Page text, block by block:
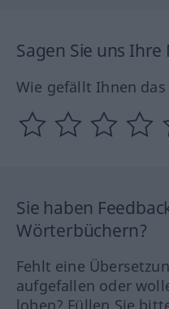
Sagen Sie uns
Wie gefällt Ihnen
Sie haben
Wörterbüchern?
Fehlt eine
aufgefallen oder
loben? Füllen Sie